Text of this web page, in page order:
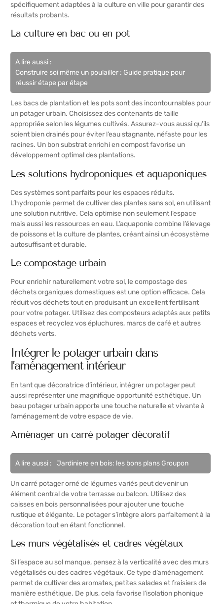
spécifiquement adaptées à la culture en ville pour garantir des
résultats probants.
La culture en bac ou en pot
A lire aussi :
Construire soi même un poulailler : Guide pratique pour
réussir étape par étape
Les bacs de plantation et les pots sont des incontournables pour
un potager urbain. Choisissez des contenants de taille
appropriée selon les légumes cultivés. Assurez-vous aussi qu’ils
soient bien drainés pour éviter l’eau stagnante, néfaste pour les
racines. Un bon substrat enrichi en compost favorise un
développement optimal des plantations.
Les solutions hydroponiques et aquaponiques
Ces systèmes sont parfaits pour les espaces réduits.
L’hydroponie permet de cultiver des plantes sans sol, en utilisant
une solution nutritive. Cela optimise non seulement l’espace
mais aussi les ressources en eau. L’aquaponie combine l’élevage
de poissons et la culture de plantes, créant ainsi un écosystème
autosuffisant et durable.
Le compostage urbain
Pour enrichir naturellement votre sol, le compostage des
déchets organiques domestiques est une option efficace. Cela
réduit vos déchets tout en produisant un excellent fertilisant
pour votre potager. Utilisez des composteurs adaptés aux petits
espaces et recyclez vos épluchures, marcs de café et autres
déchets verts.
Intégrer le potager urbain dans
l’aménagement intérieur
En tant que décoratrice d’intérieur, intégrer un potager peut
aussi représenter une magnifique opportunité esthétique. Un
beau potager urbain apporte une touche naturelle et vivante à
l’aménagement de votre espace de vie.
Aménager un carré potager décoratif
A lire aussi : Jardiniere en bois: les bons plans Groupon
Un carré potager orné de légumes variés peut devenir un
élément central de votre terrasse ou balcon. Utilisez des
caisses en bois personnalisées pour ajouter une touche
rustique et élégante. Le potager s’intègre alors parfaitement à la
décoration tout en étant fonctionnel.
Les murs végétalisés et cadres végétaux
Si l’espace au sol manque, pensez à la verticalité avec des murs
végétalisés ou des cadres végétaux. Ce type d’aménagement
permet de cultiver des aromates, petites salades et fraisiers de
manière esthétique. De plus, cela favorise l’isolation phonique